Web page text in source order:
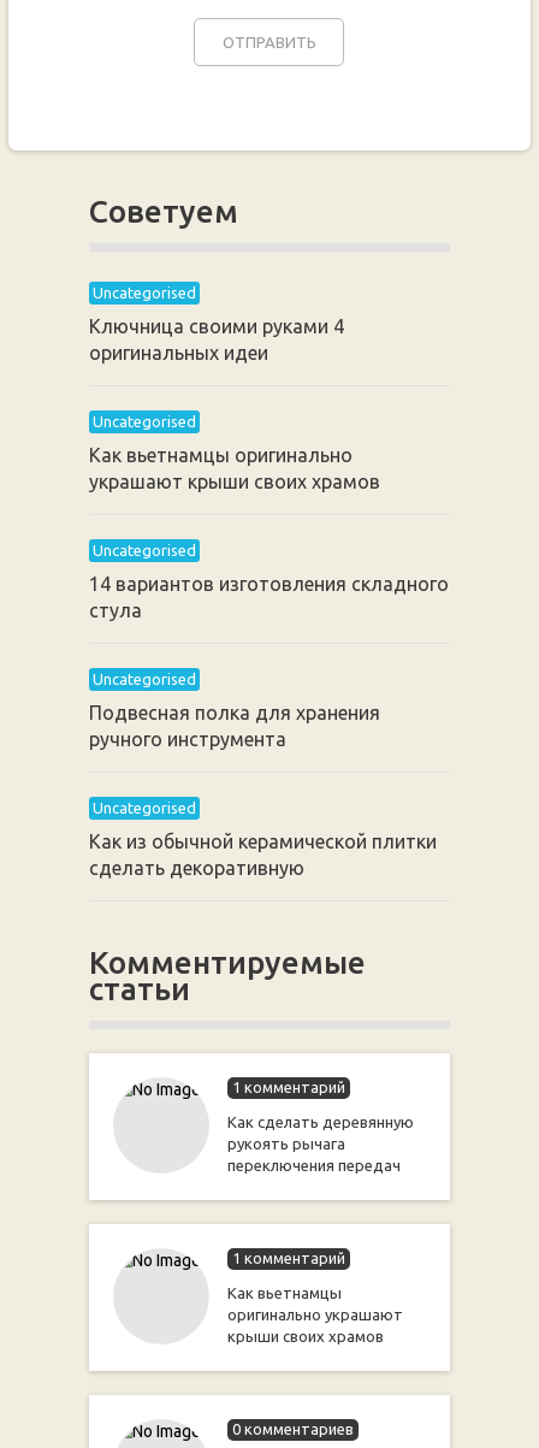
Советуем
Uncategorised
Ключница своими руками 4
оригинальных идеи
Uncategorised
Как вьетнамцы оригинально
украшают крыши своих храмов
Uncategorised
14 вариантов изготовления складного
стула
Uncategorised
Подвесная полка для хранения
ручного инструмента
Uncategorised
Как из обычной керамической плитки
сделать декоративную
Комментируемые
статьи
1 комментарий
Как сделать деревянную
рукоять рычага
переключения передач
1 комментарий
Как вьетнамцы
оригинально украшают
крыши своих храмов
0 комментариев